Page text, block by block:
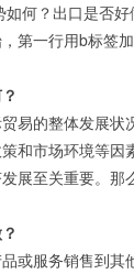
如何？出口是否
第一行用b标签
易的整体发展状
和市场环境等因
展至关重要。那
或服务销售到其